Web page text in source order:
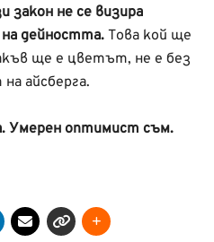
закон не се визира
дейността. Това кой ще
ще е цветът, не е без
айсберга.
Умерен оптимист съм.